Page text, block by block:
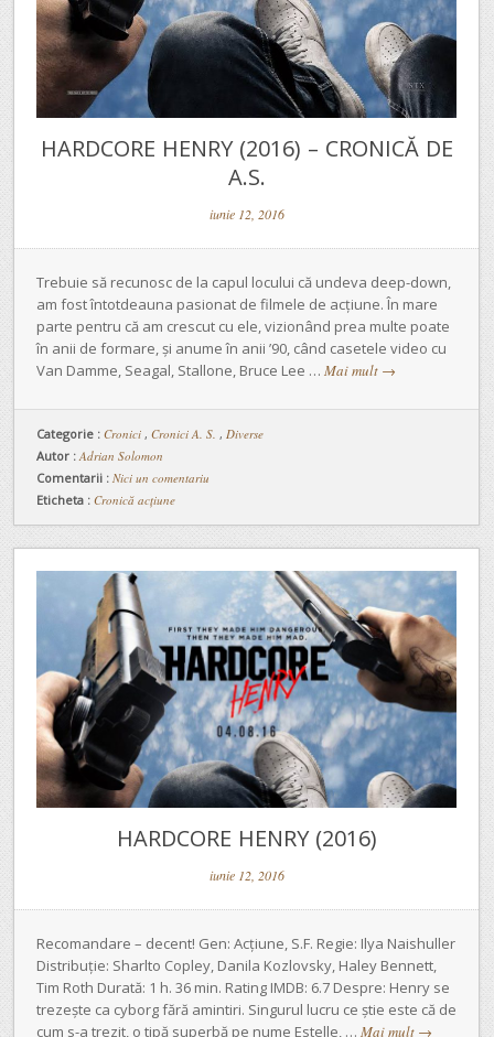
HARDCORE HENRY (2016) – CRONICĂ DE
A.S.
iunie 12, 2016
Trebuie să recunosc de la capul locului că undeva deep-down,
am fost întotdeauna pasionat de filmele de acțiune. În mare
parte pentru că am crescut cu ele, vizionând prea multe poate
în anii de formare, și anume în anii ’90, când casetele video cu
Van Damme, Seagal, Stallone, Bruce Lee … Mai mult →
Categorie : Cronici , Cronici A. S. , Diverse
Autor : Adrian Solomon
Comentarii : Nici un comentariu
Eticheta : Cronică acțiune
HARDCORE HENRY (2016)
iunie 12, 2016
Recomandare – decent! Gen: Acțiune, S.F. Regie: Ilya Naishuller
Distribuție: Sharlto Copley, Danila Kozlovsky, Haley Bennett,
Tim Roth Durată: 1 h. 36 min. Rating IMDB: 6.7 Despre: Henry se
trezește ca cyborg fără amintiri. Singurul lucru ce știe este că de
cum s-a trezit, o tipă superbă pe nume Estelle, … Mai mult →